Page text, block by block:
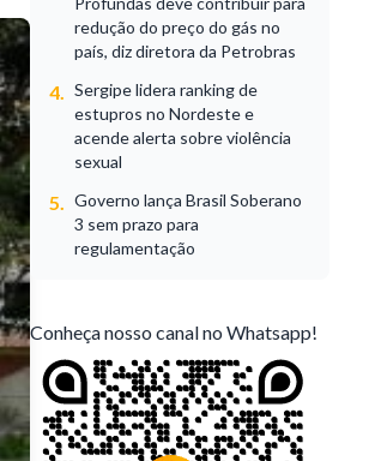
redução do preço do gás no
país, diz diretora da Petrobras
4.
Sergipe lidera ranking de
estupros no Nordeste e
acende alerta sobre violência
sexual
5.
Governo lança Brasil Soberano
3 sem prazo para
regulamentação
Conheça nosso canal no Whatsapp!